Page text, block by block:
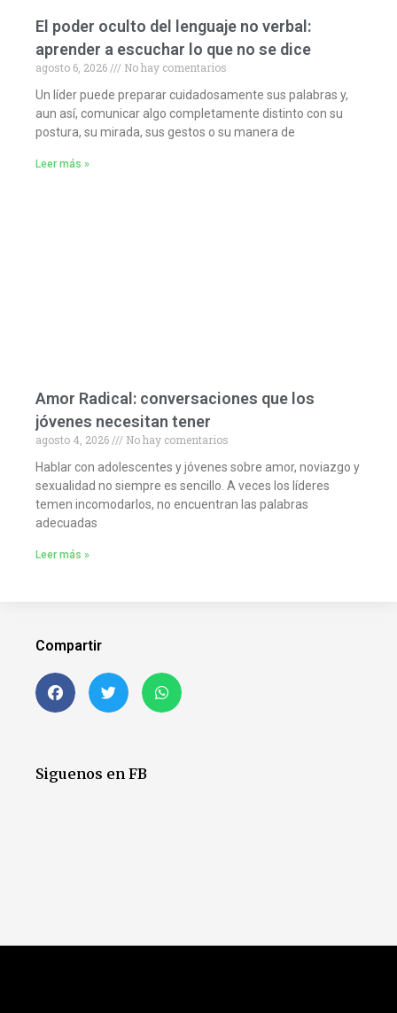
El poder oculto del lenguaje no verbal:
aprender a escuchar lo que no se dice
agosto 6, 2026
No hay comentarios
Un líder puede preparar cuidadosamente sus palabras y,
aun así, comunicar algo completamente distinto con su
postura, su mirada, sus gestos o su manera de
Leer más »
Amor Radical: conversaciones que los
jóvenes necesitan tener
agosto 4, 2026
No hay comentarios
Hablar con adolescentes y jóvenes sobre amor, noviazgo y
sexualidad no siempre es sencillo. A veces los líderes
temen incomodarlos, no encuentran las palabras
adecuadas
Leer más »
Compartir
Siguenos en FB